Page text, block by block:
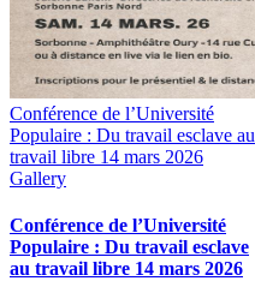
Conférence de l’Université
Populaire : Du travail esclave au
travail libre 14 mars 2026
Gallery
Conférence de l’Université
Populaire : Du travail esclave
au travail libre 14 mars 2026